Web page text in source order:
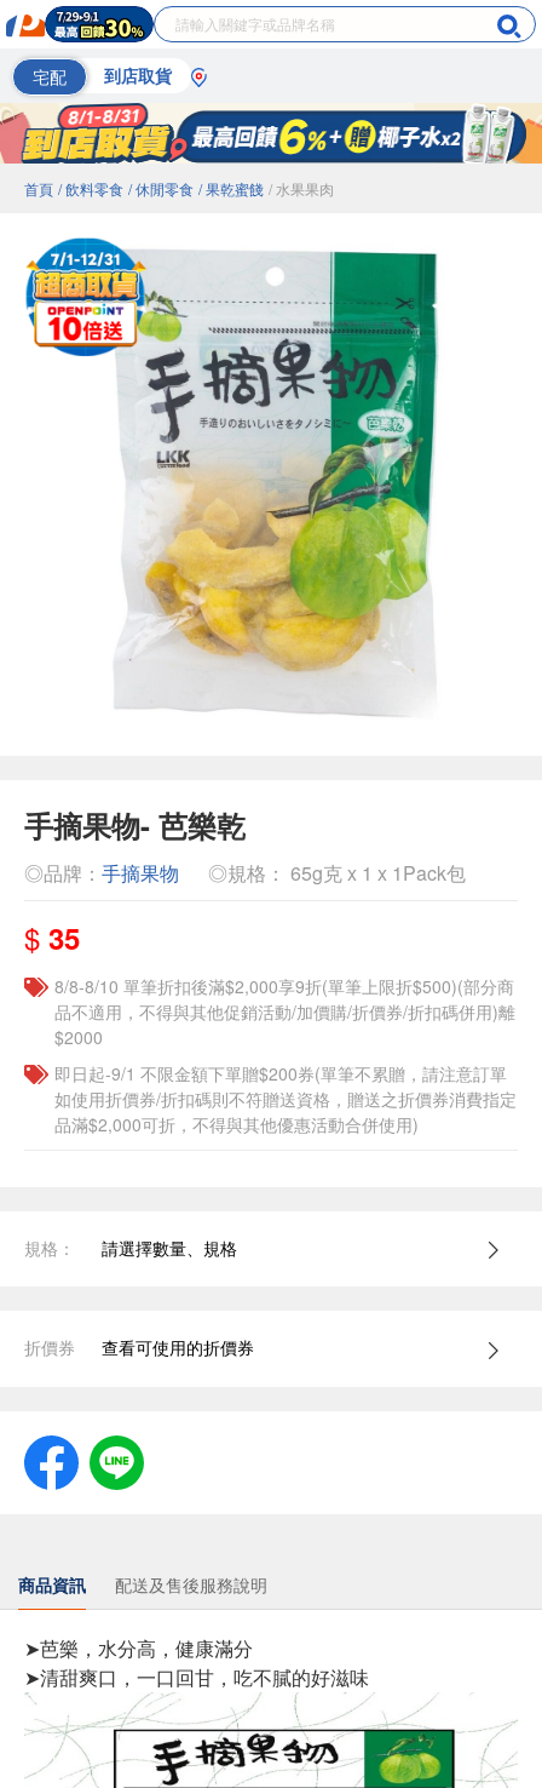
宅配 到店取貨
首頁 / 飲料零食 / 休閒零食 / 果乾蜜餞 / 水果果肉
手摘果物- 芭樂乾
◎品牌： 手摘果物 ◎規格： 65g克 x 1 x 1Pack包
$ 35
8/8-8/10 單筆折扣後滿$2,000享9折(單筆上限折$500)(部分商
品不適用，不得與其他促銷活動/加價購/折價券/折扣碼併用)離
$2000
即日起-9/1 不限金額下單贈$200券(單筆不累贈，請注意訂單
如使用折價券/折扣碼則不符贈送資格，贈送之折價券消費指定
品滿$2,000可折，不得與其他優惠活動合併使用)
規格： 請選擇數量、規格
折價券 查看可使用的折價券
商品資訊 配送及售後服務說明
➤芭樂，水分高，健康滿分
➤清甜爽口，一口回甘，吃不膩的好滋味